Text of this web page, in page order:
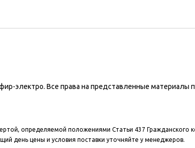
электро. Все права на представленные
определяемой положениями Статьи 437 Гражданского
день цены и условия поставки уточняйте у менеджеров.